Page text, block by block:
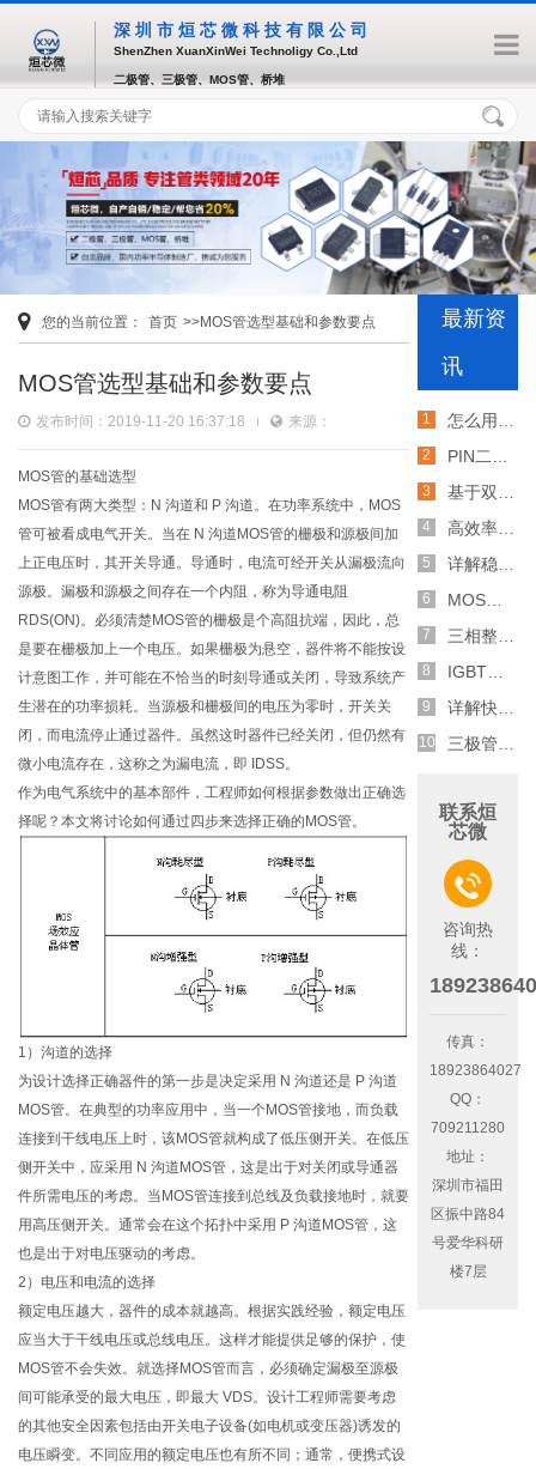
深圳市烜芯微科技有限公司
ShenZhen XuanXinWei Technoligy Co.,Ltd
二极管、三极管、MOS管、桥堆
您的当前位置： 首页 >>MOS管选型基础和参数要点
MOS管选型基础和参数要点
发布时间：2019-11-20 16:37:18 来源：
MOS管的基础选型
MOS管有两大类型：N 沟道和 P 沟道。在功率系统中，MOS
管可被看成电气开关。当在 N 沟道MOS管的栅极和源极间加
上正电压时，其开关导通。导通时，电流可经开关从漏极流向
源极。漏极和源极之间存在一个内阻，称为导通电阻
RDS(ON)。必须清楚MOS管的栅极是个高阻抗端，因此，总
是要在栅极加上一个电压。如果栅极为悬空，器件将不能按设
计意图工作，并可能在不恰当的时刻导通或关闭，导致系统产
生潜在的功率损耗。当源极和栅极间的电压为零时，开关关
闭，而电流停止通过器件。虽然这时器件已经关闭，但仍然有
微小电流存在，这称之为漏电流，即 IDSS。
作为电气系统中的基本部件，工程师如何根据参数做出正确选
择呢？本文将讨论如何通过四步来选择正确的MOS管。
1）沟道的选择
为设计选择正确器件的第一步是决定采用 N 沟道还是 P 沟道
MOS管。在典型的功率应用中，当一个MOS管接地，而负载
连接到干线电压上时，该MOS管就构成了低压侧开关。在低压
侧开关中，应采用 N 沟道MOS管，这是出于对关闭或导通器
件所需电压的考虑。当MOS管连接到总线及负载接地时，就要
用高压侧开关。通常会在这个拓扑中采用 P 沟道MOS管，这
也是出于对电压驱动的考虑。
2）电压和电流的选择
额定电压越大，器件的成本就越高。根据实践经验，额定电压
应当大于干线电压或总线电压。这样才能提供足够的保护，使
MOS管不会失效。就选择MOS管而言，必须确定漏极至源极
间可能承受的最大电压，即最大 VDS。设计工程师需要考虑
的其他安全因素包括由开关电子设备(如电机或变压器)诱发的
电压瞬变。不同应用的额定电压也有所不同；通常，便携式设
最新资
讯
怎么用TVS二极管提高电路的抗突波能力
PIN二极管的电导调制机制和应用介绍
基于双MOS管的防反灌电路工作原理介绍
高效率整流二极管的特性和应用介绍
详解稳压二极管的关键特性和应用原理
MOS管选型关键因素分析,怎么选择合适的参数
三相整流电路分析,半波整流与全波整流的工作原理
IGBT三相全桥整流电路工作原理介绍
详解快恢复二极管,结构,特性和应用介绍
三极管和MOS管组合式开关电路分析
联系烜
芯微

咨询热
线：
传真：
18923864027
QQ：
709211280
地址：
深圳市福田
区振中路84
号爱华科研
楼7层